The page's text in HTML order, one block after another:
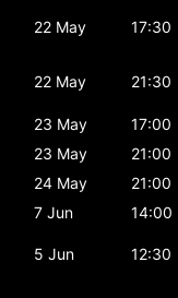
22 May 17:30
22 May 21:30
23 May
17:00
23 May
21:00
24 May
21:00
7 Jun
14:00
5 Jun 12:30